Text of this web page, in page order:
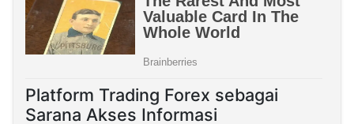
Platform Trading Forex sebagai
Sarana Akses Informasi